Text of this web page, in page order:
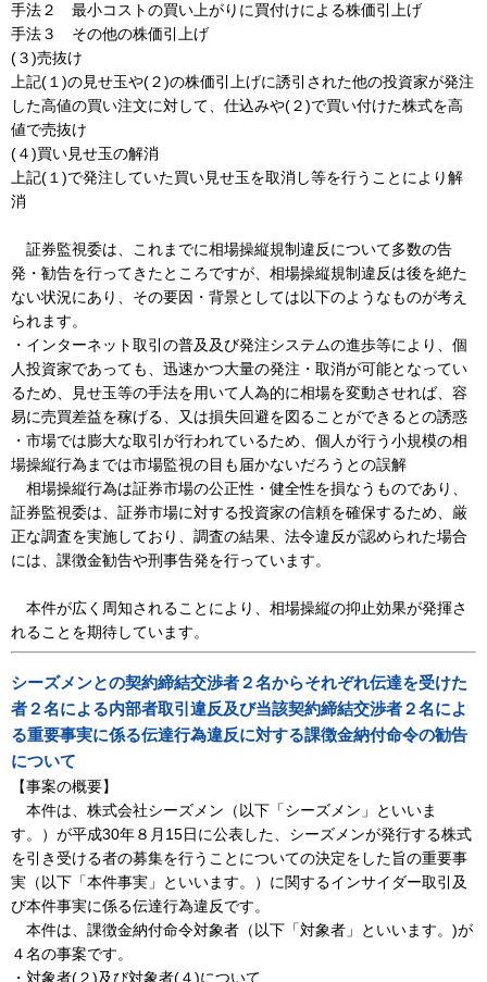
手法２ 最小コストの買い上がりに買付けによる株価引上げ
手法３ その他の株価引上げ
(３)売抜け
上記(１)の見せ玉や(２)の株価引上げに誘引された他の投資家が発注
した高値の買い注文に対して、仕込みや(２)で買い付けた株式を高
値で売抜け
(４)買い見せ玉の解消
上記(１)で発注していた買い見せ玉を取消し等を行うことにより解
消
証券監視委は、これまでに相場操縦規制違反について多数の告
発・勧告を行ってきたところですが、相場操縦規制違反は後を絶た
ない状況にあり、その要因・背景としては以下のようなものが考え
られます。
・インターネット取引の普及及び発注システムの進歩等により、個
人投資家であっても、迅速かつ大量の発注・取消が可能となってい
るため、見せ玉等の手法を用いて人為的に相場を変動させれば、容
易に売買差益を稼げる、又は損失回避を図ることができるとの誘惑
・市場では膨大な取引が行われているため、個人が行う小規模の相
場操縦行為までは市場監視の目も届かないだろうとの誤解
相場操縦行為は証券市場の公正性・健全性を損なうものであり、
証券監視委は、証券市場に対する投資家の信頼を確保するため、厳
正な調査を実施しており、調査の結果、法令違反が認められた場合
には、課徴金勧告や刑事告発を行っています。
本件が広く周知されることにより、相場操縦の抑止効果が発揮さ
れることを期待しています。
シーズメンとの契約締結交渉者２名からそれぞれ伝達を受けた
者２名による内部者取引違反及び当該契約締結交渉者２名によ
る重要事実に係る伝達行為違反に対する課徴金納付命令の勧告
について
【事案の概要】
本件は、株式会社シーズメン（以下「シーズメン」といいま
す。）が平成30年８月15日に公表した、シーズメンが発行する株式
を引き受ける者の募集を行うことについての決定をした旨の重要事
実（以下「本件事実」といいます。）に関するインサイダー取引及
び本件事実に係る伝達行為違反です。
本件は、課徴金納付命令対象者（以下「対象者」といいます。)が
４名の事案です。
・対象者(２)及び対象者(４)について